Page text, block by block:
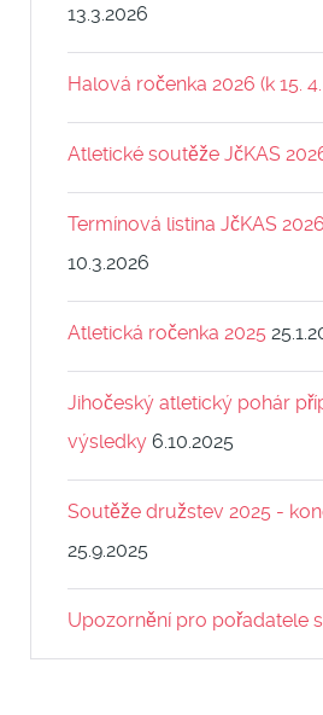
13.3.2026
Halová ročenka 2026 (k 15.
Atletické soutěže JčKAS
Termínová listina JčKAS
10.3.2026
Atletická ročenka 2025
Jihočeský atletický pohár
výsledky 6.10.2025
Soutěže družstev 2025 -
25.9.2025
Upozornění pro pořadatele